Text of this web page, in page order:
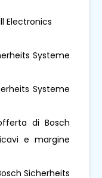
Electronics
Systeme
Systeme
di Bosch
e margine
Sicherheits